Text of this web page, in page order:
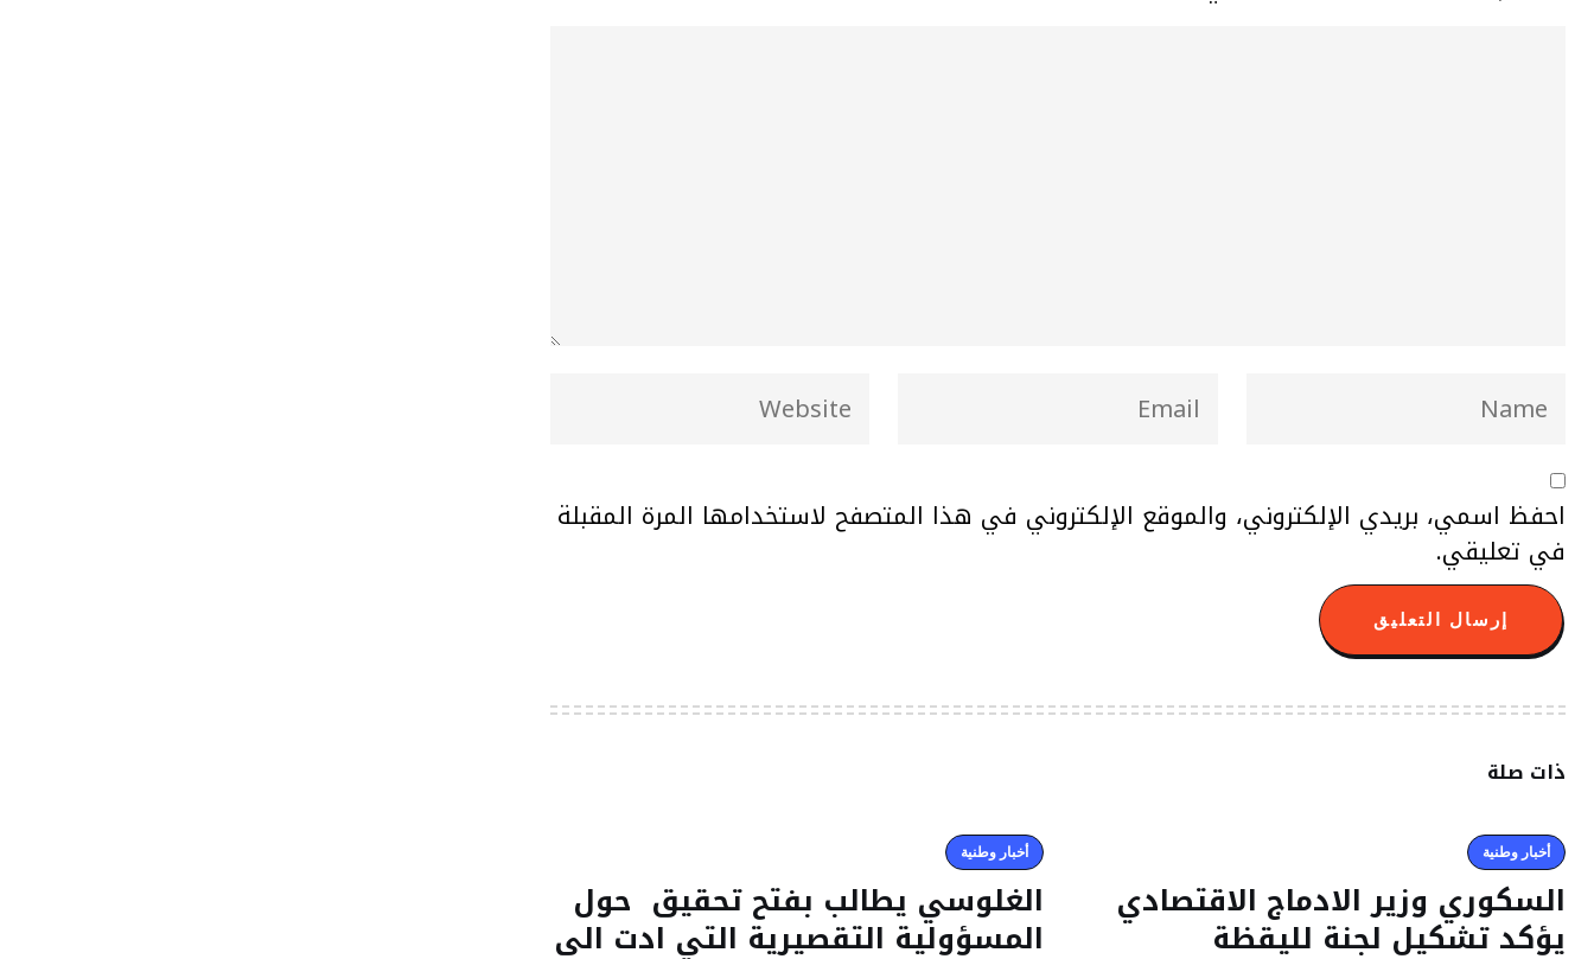
احفظ اسمي، بريدي الإلكتروني، والموقع الإلكتروني في هذا المتصفح لاستخدامها المرة المقبلة
في تعليقي.
ذات صلة
أخبار وطنية
السكوري وزير الادماج الاقتصادي
يؤكد تشكيل لجنة لليقظة
أخبار وطنية
الغلوسي يطالب بفتح تحقيق حول
المسؤولية التقصيرية التي ادت الى